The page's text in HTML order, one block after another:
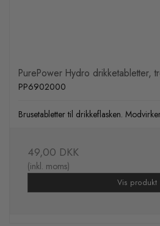
PurePower Hydro drikketabletter,
PP6902000
Brusetabletter til drikkeflasken.
49,00 DKK
(inkl. moms)
Vis produkt